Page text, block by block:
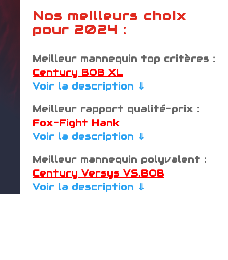
Nos meilleurs choix
pour 2024 :
Meilleur mannequin top critères :
Century BOB XL
Voir la description ⇓
Meilleur rapport qualité-prix :
Fox-Fight Hank
Voir la description ⇓
Meilleur mannequin polyvalent :
Century Versys VS.BOB
Voir la description ⇓